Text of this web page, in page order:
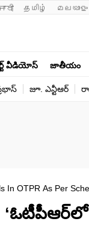
தமிழ் മലയാളം
వీడియోస్ జాతీయం
జూ. ఎన్టీఆర్
In OTPR As Per